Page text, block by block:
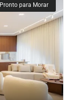
Pronto para Morar